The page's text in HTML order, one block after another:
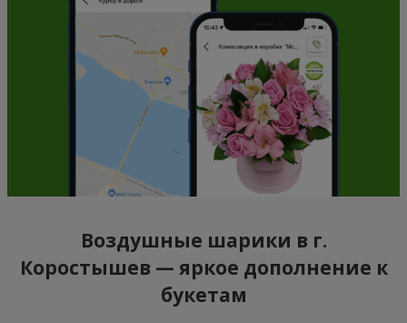
Воздушные шарики в г.
Коростышев — яркое дополнение к
букетам